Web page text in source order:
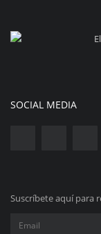
SOCIAL MEDIA
Suscríbete aquí para